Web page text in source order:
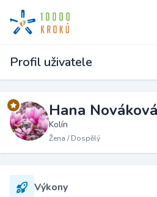
Profil uživatele
Hana Nováková
Kolín
Žena / Dospělý
Výkony